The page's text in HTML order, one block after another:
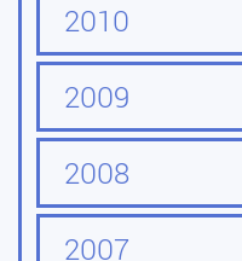
2010
2009
2008
2007